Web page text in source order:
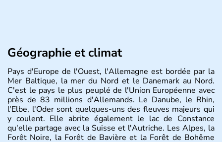
Géographie et climat
Pays d'Europe de l'Ouest, l'Allemagne est bordée par la
Mer Baltique, la mer du Nord et le Danemark au Nord.
C'est le pays le plus peuplé de l'Union Européenne avec
près de 83 millions d'Allemands. Le Danube, le Rhin,
l'Elbe, l'Oder sont quelques-uns des fleuves majeurs qui
y coulent. Elle abrite également le lac de Constance
qu'elle partage avec la Suisse et l'Autriche. Les Alpes, la
Forêt Noire, la Forêt de Bavière et la Forêt de Bohême